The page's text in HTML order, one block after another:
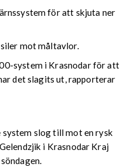
för att skjuta ner
mot måltavlor.
system i Krasnodar för att
det slagits ut, rapporterar
slog till mot en rysk
i Krasnodar Kraj